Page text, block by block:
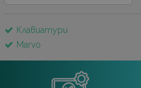
Клавиатури
Marvo